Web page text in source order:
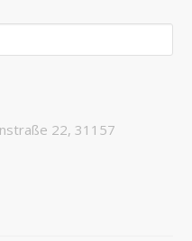
22, 31157